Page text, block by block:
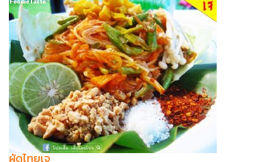
ผัดไทยเจ